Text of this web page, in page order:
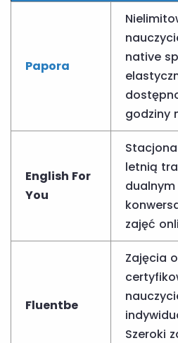
Papora
native
godziny
English For
You
letnią
zajęć
Fluentbe
Zajęcia
Szeroki